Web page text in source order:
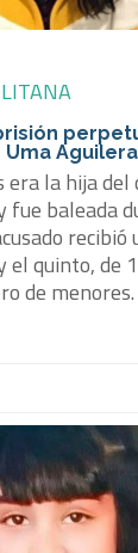
Aguilera
era la hija del
fue baleada
recibió
el quinto, de
de menores.